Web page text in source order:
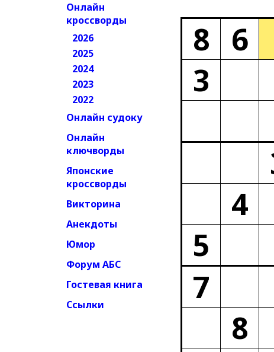
Онлайн
кроссворды
2026
2025
2024
2023
2022
Онлайн судоку
Онлайн
ключворды
Японские
кроссворды
Викторина
Анекдоты
Юмор
Форум АБС
Гостевая книга
Ссылки
8 6
3
4
5
7
8